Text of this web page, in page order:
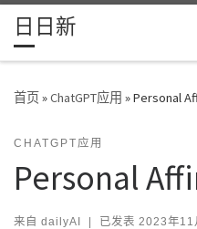
Skip to content
日日新
首页»ChatGPT应用 »Personal
CHATGPT应用
Personal
来自 dailyAI | 已发表 2023年11